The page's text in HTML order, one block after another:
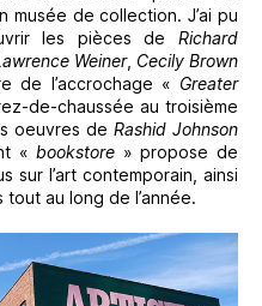
musée de collection. J’ai pu
les pièces de Richard
Weiner, Cecily Brown
de l’accrochage « Greater
de-chaussée au troisième
oeuvres de Rashid Johnson
«bookstore » propose de
sur l’art contemporain, ainsi
au long de l’année.